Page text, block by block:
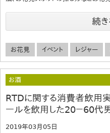
続
お花見 イベント レジャー
お酒
RTDに関する消費者飲用
ールを飲用した20－60代
2019年03月05日